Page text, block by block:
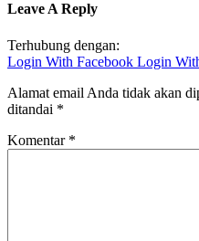
Leave A Reply
Terhubung dengan:
Login With Facebook Login
Alamat email Anda tidak akan
ditandai *
Komentar *